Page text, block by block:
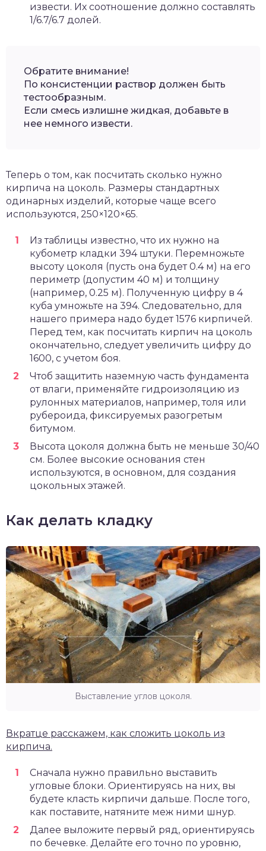
извести. Их соотношение должно составлять
1/6.7/6.7 долей.
Обратите внимание!
По консистенции раствор должен быть
тестообразным.
Если смесь излишне жидкая, добавьте в
нее немного извести.
Теперь о том, как посчитать сколько нужно
кирпича на цоколь. Размеры стандартных
одинарных изделий, которые чаще всего
используются, 250×120×65.
Из таблицы известно, что их нужно на
кубометр кладки 394 штуки. Перемножьте
высоту цоколя (пусть она будет 0.4 м) на его
периметр (допустим 40 м) и толщину
(например, 0.25 м). Полученную цифру в 4
куба умножьте на 394. Следовательно, для
нашего примера надо будет 1576 кирпичей.
Перед тем, как посчитать кирпич на цоколь
окончательно, следует увеличить цифру до
1600, с учетом боя.
Чтоб защитить наземную часть фундамента
от влаги, применяйте гидроизоляцию из
рулонных материалов, например, толя или
рубероида, фиксируемых разогретым
битумом.
Высота цоколя должна быть не меньше 30/40
см. Более высокие основания стен
используются, в основном, для создания
цокольных этажей.
Как делать кладку
Выставление углов цоколя.
Вкратце расскажем, как сложить цоколь из
кирпича.
Сначала нужно правильно выставить
угловые блоки. Ориентируясь на них, вы
будете класть кирпичи дальше. После того,
как поставите, натяните меж ними шнур.
Далее выложите первый ряд, ориентируясь
по бечевке. Делайте его точно по уровню,